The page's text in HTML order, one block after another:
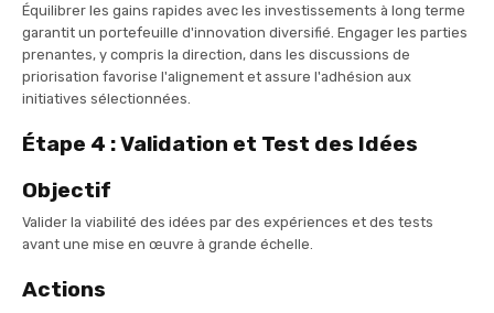
Équilibrer les gains rapides avec les investissements à long terme
garantit un portefeuille d'innovation diversifié. Engager les parties
prenantes, y compris la direction, dans les discussions de
priorisation favorise l'alignement et assure l'adhésion aux
initiatives sélectionnées.
Étape 4 : Validation et Test des Idées
Objectif
Valider la viabilité des idées par des expériences et des tests
avant une mise en œuvre à grande échelle.
Actions